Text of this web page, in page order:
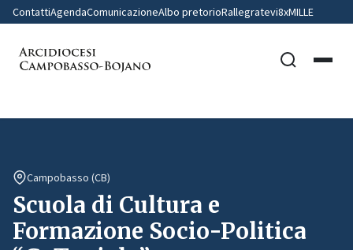
ContattiAgendaComunicazioneAlbo pretorioRallegratevi8xMILLE
Campobasso (CB)
Scuola di Cultura e
Formazione Socio-Politica